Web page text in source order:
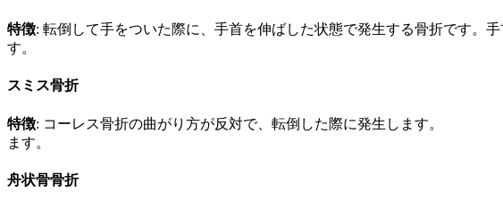
特徴: 転倒して手をついた際に、手首を伸ばした状態で発生する骨折です。
す
スミス骨折
特徴: コーレス骨折の曲がり方が反対
ます。
舟状骨骨折